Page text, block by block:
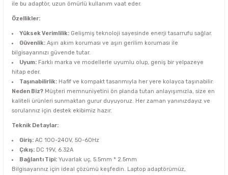
ile bu adaptör, uzun ömürlü kullanım vaat eder.
Özellikler:
Yüksek Verimlilik: Gelişmiş teknoloji sayesinde enerji tasarrufu sağlar.
Güvenlik: Aşırı akım koruması ve aşırı gerilim koruması ile
bilgisayarınızı güvende tutar.
Uyum: Farklı marka ve modellerle uyumlu olup, geniş bir yelpazeye
hitap eder.
Taşınabilirlik: Hafif ve kompakt tasarımıyla her yere kolayca taşınabilir.
Neden Biz? Müşteri memnuniyetini ön planda tutan anlayışımızla, size en
kaliteli ürünleri sunmaktan gurur duyuyoruz. Her zaman yanınızdayız ve
sorularınız için destek ekibimiz hazır.
Teknik Detaylar:
Giriş: AC 100-240V, 50-60Hz
Çıkış: DC 19V, 6.32A
Bağlantı Tipi: Yuvarlak uç, 5.5mm * 2.5mm
Bilgisayarınız için ideal çözümü keşfedin. Laptop adaptörümüz,